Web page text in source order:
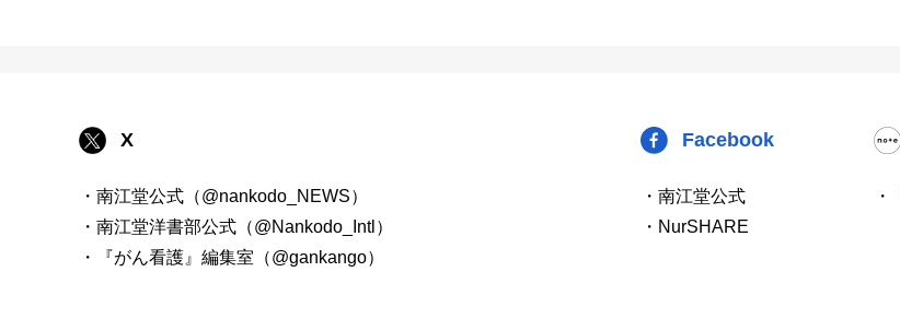
X
・南江堂公式（@nankodo_NEWS）
・南江堂洋書部公式（@Nankodo_Intl）
・『がん看護』編集室（@gankango）
Facebook
・南江堂公式
・NurSHARE